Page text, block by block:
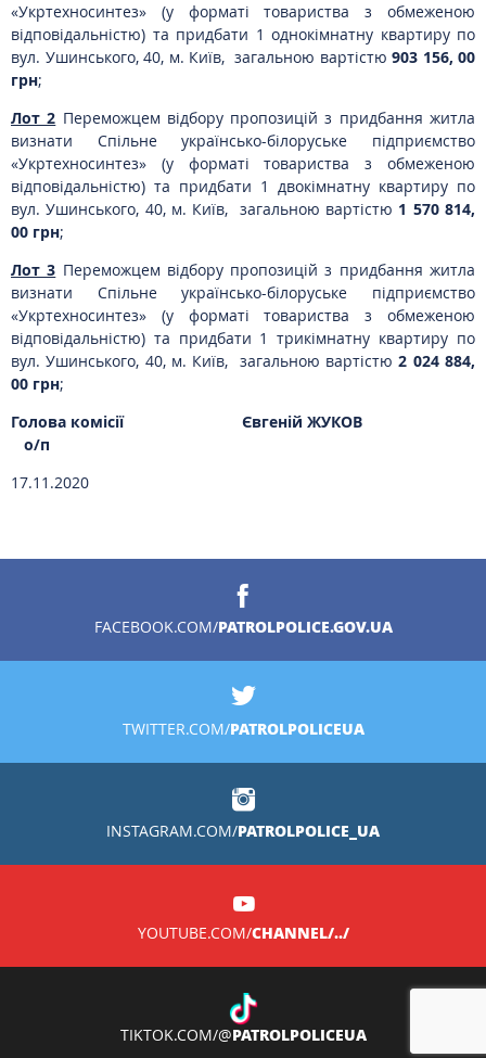
«Укртехносинтез» (у форматі товариства з обмеженою
відповідальністю) та придбати 1 однокімнатну квартиру по
вул. Ушинського, 40, м. Київ, загальною вартістю 903 156, 00
грн;
Лот 2 Переможцем відбору пропозицій з придбання житла
визнати Спільне українсько-білоруське підприємство
«Укртехносинтез» (у форматі товариства з обмеженою
відповідальністю) та придбати 1 двокімнатну квартиру по
вул. Ушинського, 40, м. Київ, загальною вартістю 1 570 814,
00 грн;
Лот 3 Переможцем відбору пропозицій з придбання житла
визнати Спільне українсько-білоруське підприємство
«Укртехносинтез» (у форматі товариства з обмеженою
відповідальністю) та придбати 1 трикімнатну квартиру по
вул. Ушинського, 40, м. Київ, загальною вартістю2 024 884,
00 грн;
Голова комісії
о/п
Євгеній ЖУКОВ
17.11.2020
FACEBOOK.COM/PATROLPOLICE.GOV.UA
TWITTER.COM/PATROLPOLICEUA
INSTAGRAM.COM/PATROLPOLICE_UA
YOUTUBE.COM/CHANNEL/../
TIKTOK.COM/@PATROLPOLICEUA